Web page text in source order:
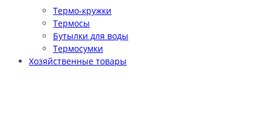
Термо-кружки
Термосы
Бутылки для воды
Термосумки
Хозяйственные товары